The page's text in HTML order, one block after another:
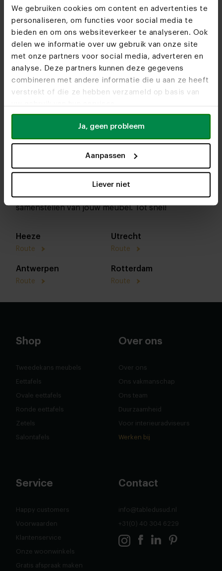
We gebruiken cookies om content en advertenties te
personaliseren, om functies voor social media te
bieden en om ons websiteverkeer te analyseren. Ook
delen we informatie over uw gebruik van onze site
met onze partners voor social media, adverteren en
analyse. Deze partners kunnen deze gegevens
combineren met andere informatie die u aan ze heeft
verstrekt of die ze hebben verzameld op basis van
Ja, geen probleem
Aanpassen
Liever niet
In onze woonwinkels kun je altijd terecht voor
interieuradvies, stof- en kleurstalen of om je favo
samenstellen van jouw meubel. Tot snel!
Heeze
Route
Utrecht
Route
Antwerpen
Route
Rotterdam
Route
Shop
Tweedekans meubels
Eettafels
Ovale eettafels
Ronde eettafels
Zetels
Salontafels
Over ons
Over ons
Ons vakmanschap
Ons team
Duurzaamheid
Voor interieuradviseurs
Werken bij
Service
Happy customers
Voorwaarden
Klantenservice
Onze woonwinkels
Gratis afspraak maken
Contact
info@tabledusud.nl
+31(0) 40 304 6229